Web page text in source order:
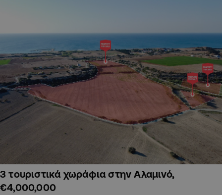
3 τουριστικά χωράφια στην Αλαμινό,
€4,000,000